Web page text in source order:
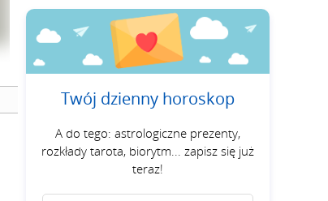
Twój dzienny horoskop
A do tego: astrologiczne prezenty,
rozkłady tarota, biorytm... zapisz się już
teraz!